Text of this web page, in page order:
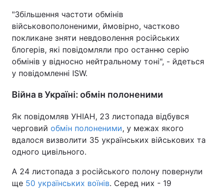
"Збільшення частоти обмінів
військовополоненими, ймовірно, частково
покликане зняти невдоволення російських
блогерів, які повідомляли про останню серію
обмінів у відносно нейтральному тоні", - йдеться
у повідомленні ISW.
Війна в Україні: обмін полоненими
Як повідомляв УНІАН, 23 листопада відбувся
черговий обмін полоненими, у межах якого
вдалося визволити 35 українських військових та
одного цивільного.
А 24 листопада з російського полону повернули
ще 50 українських воїнів. Серед них - 19